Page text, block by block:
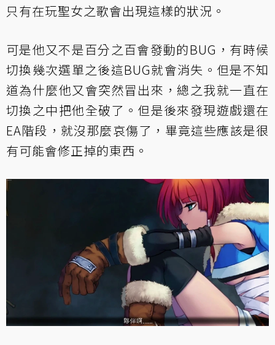
只有在玩聖女之歌會出現這樣的狀況。
可是他又不是百分之百會發動的BUG，有時候
切換幾次選單之後這BUG就會消失。但是不知
道為什麼他又會突然冒出來，總之我就一直在
切換之中把他全破了。但是後來發現遊戲還在
EA階段，就沒那麼哀傷了，畢竟這些應該是很
有可能會修正掉的東西。